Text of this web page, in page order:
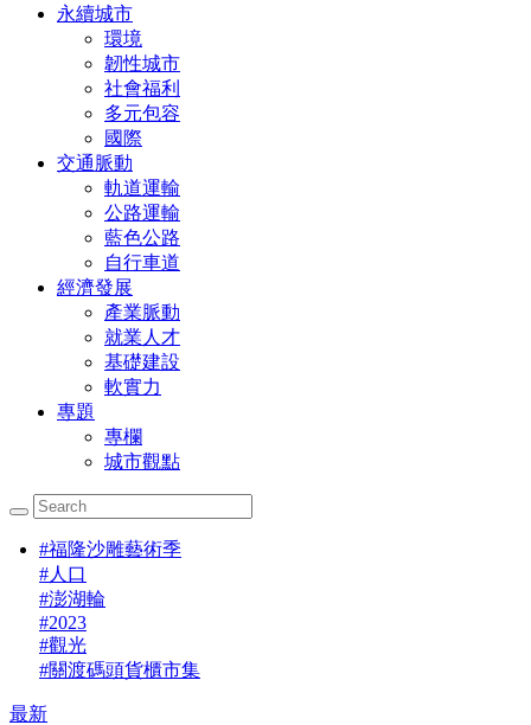
永續城市
環境
韌性城市
社會福利
多元包容
國際
交通脈動
軌道運輸
公路運輸
藍色公路
自行車道
經濟發展
產業脈動
就業人才
基礎建設
軟實力
專題
專欄
城市觀點
#福隆沙雕藝術季
#人口
#澎湖輪
#2023
#觀光
#關渡碼頭貨櫃市集
最新